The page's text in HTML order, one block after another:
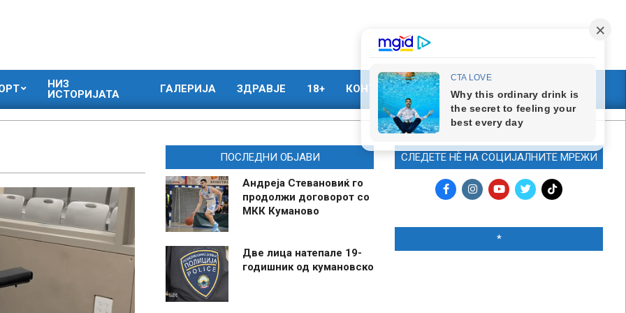
НИЗ
ИСТОРИЈАТА
ГАЛЕРИЈА ЗДРАВЈЕ 18+ КОНТАКТ МАРКЕТИНГ
ПОСЛЕДНИ ОБЈАВИ
Андреја Стевановиќ го
продолжи договорот со
МКК Куманово
Две лица натепале 19-
годишник од кумановско
СЛЕДЕТЕ НЀ НА СОЦИЈАЛНИТЕ МРЕЖИ
*